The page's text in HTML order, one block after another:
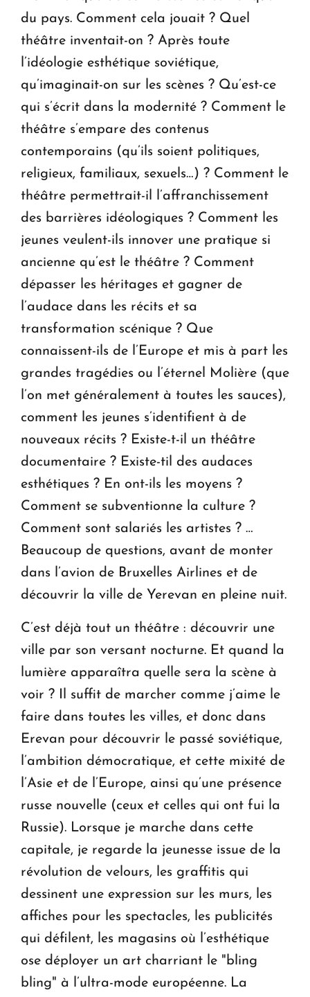
du pays. Comment cela jouait ? Quel
théâtre inventait-on ? Après toute
l’idéologie esthétique soviétique,
qu’imaginait-on sur les scènes ? Qu’est-ce
qui s’écrit dans la modernité ? Comment le
théâtre s’empare des contenus
contemporains (qu’ils soient politiques,
religieux, familiaux, sexuels…) ? Comment le
théâtre permettrait-il l’affranchissement
des barrières idéologiques ? Comment les
jeunes veulent-ils innover une pratique si
ancienne qu’est le théâtre ? Comment
dépasser les héritages et gagner de
l’audace dans les récits et sa
transformation scénique ? Que
connaissent-ils de l’Europe et mis à part les
grandes tragédies ou l’éternel Molière (que
l’on met généralement à toutes les sauces),
comment les jeunes s’identifient à de
nouveaux récits ? Existe-t-il un théâtre
documentaire ? Existe-til des audaces
esthétiques ? En ont-ils les moyens ?
Comment se subventionne la culture ?
Comment sont salariés les artistes ? …
Beaucoup de questions, avant de monter
dans l’avion de Bruxelles Airlines et de
découvrir la ville de Yerevan en pleine nuit.
C’est déjà tout un théâtre : découvrir une
ville par son versant nocturne. Et quand la
lumière apparaîtra quelle sera la scène à
voir ? Il suffit de marcher comme j’aime le
faire dans toutes les villes, et donc dans
Erevan pour découvrir le passé soviétique,
l’ambition démocratique, et cette mixité de
l’Asie et de l’Europe, ainsi qu’une présence
russe nouvelle (ceux et celles qui ont fui la
Russie). Lorsque je marche dans cette
capitale, je regarde la jeunesse issue de la
révolution de velours, les graffitis qui
dessinent une expression sur les murs, les
affiches pour les spectacles, les publicités
qui défilent, les magasins où l’esthétique
ose déployer un art charriant le "bling
bling" à l’ultra-mode européenne. La